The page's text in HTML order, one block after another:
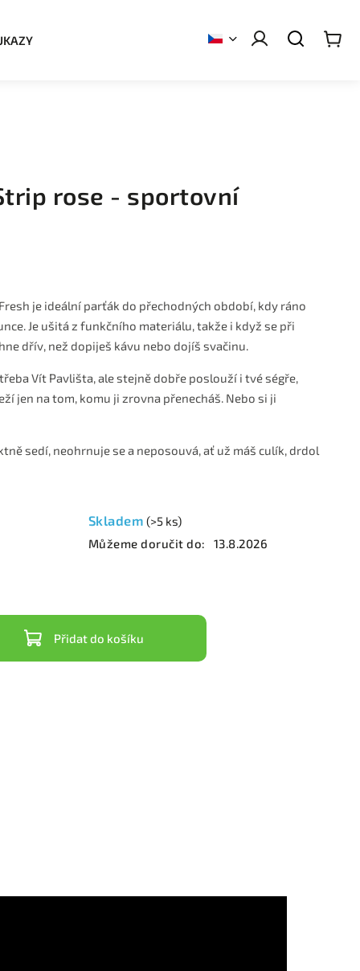
rose - sportovní
je ideální parťák do přechodných období, kdy ráno
Je ušitá z funkčního materiálu, takže i když se při
dřív, než dopiješ kávu nebo dojíš svačinu.
Vít Pavlišta, ale stejně dobře poslouží i tvé ségře,
jen na tom, komu ji zrovna přenecháš. Nebo si ji
sedí, neohrnuje se a neposouvá, ať už máš culík, drdol
Skladem (>5 ks)
Můžeme doručit do:
13.8.2026
Přidat do košíku